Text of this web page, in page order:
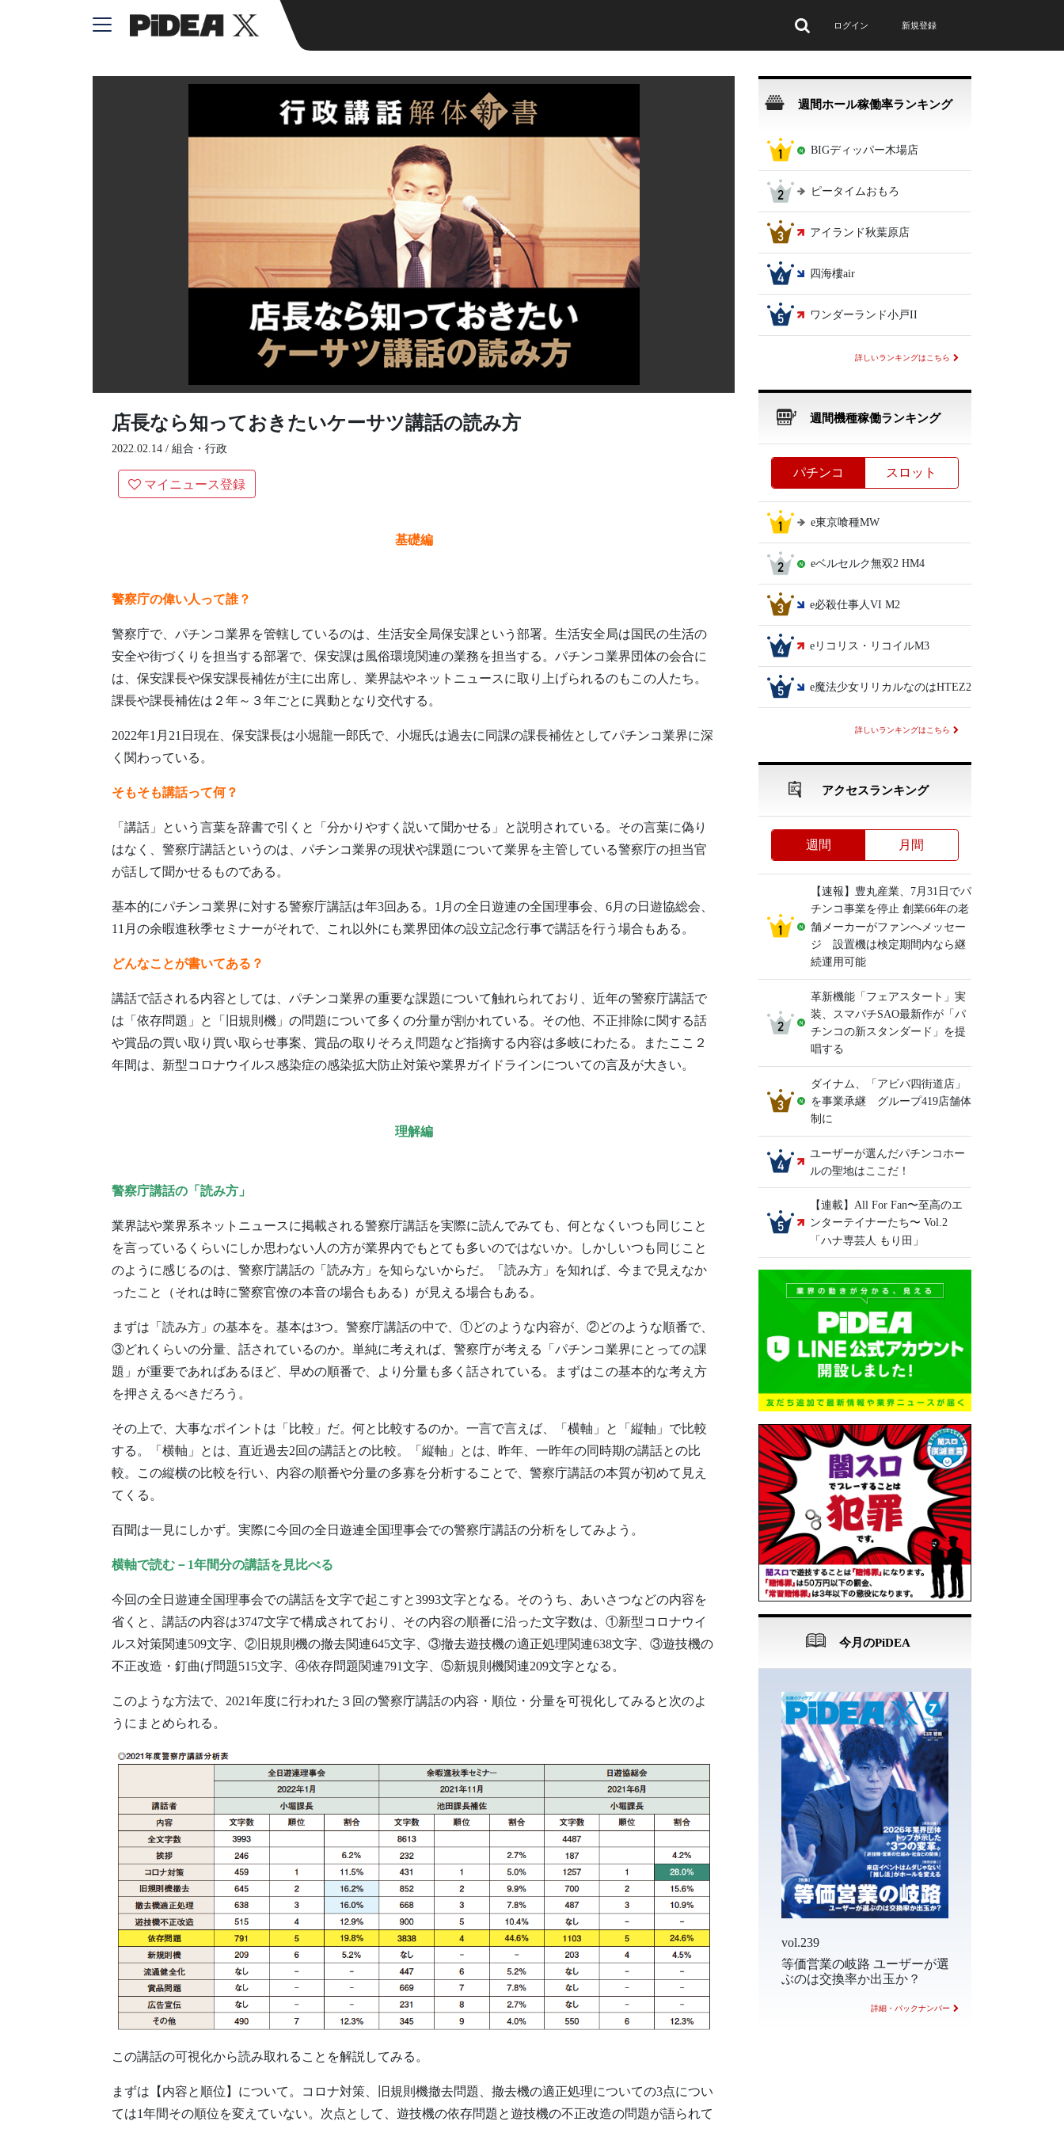
ログイン 新規登録
店長なら知っておきたいケーサツ講話の読み方
2022.02.14 / 組合・行政
マイニュース登録
基礎編
警察庁の偉い人って誰？
警察庁で、パチンコ業界を管轄しているのは、生活安全局保安課という部署。生活安全局は国民の生活の
安全や街づくりを担当する部署で、保安課は風俗環境関連の業務を担当する。パチンコ業界団体の会合に
は、保安課長や保安課長補佐が主に出席し、業界誌やネットニュースに取り上げられるのもこの人たち。
課長や課長補佐は２年～３年ごとに異動となり交代する。
2022年1月21日現在、保安課長は小堀龍一郎氏で、小堀氏は過去に同課の課長補佐としてパチンコ業界に深
く関わっている。
そもそも講話って何？
「講話」という言葉を辞書で引くと「分かりやすく説いて聞かせる」と説明されている。その言葉に偽り
はなく、警察庁講話というのは、パチンコ業界の現状や課題について業界を主管している警察庁の担当官
が話して聞かせるものである。
基本的にパチンコ業界に対する警察庁講話は年3回ある。1月の全日遊連の全国理事会、6月の日遊協総会、
11月の余暇進秋季セミナーがそれで、これ以外にも業界団体の設立記念行事で講話を行う場合もある。
どんなことが書いてある？
講話で話される内容としては、パチンコ業界の重要な課題について触れられており、近年の警察庁講話で
は「依存問題」と「旧規則機」の問題について多くの分量が割かれている。その他、不正排除に関する話
や賞品の買い取り買い取らせ事案、賞品の取りそろえ問題など指摘する内容は多岐にわたる。またここ２
年間は、新型コロナウイルス感染症の感染拡大防止対策や業界ガイドラインについての言及が大きい。
理解編
警察庁講話の「読み方」
業界誌や業界系ネットニュースに掲載される警察庁講話を実際に読んでみても、何となくいつも同じこと
を言っているくらいにしか思わない人の方が業界内でもとても多いのではないか。しかしいつも同じこと
のように感じるのは、警察庁講話の「読み方」を知らないからだ。「読み方」を知れば、今まで見えなか
ったこと（それは時に警察官僚の本音の場合もある）が見える場合もある。
まずは「読み方」の基本を。基本は3つ。警察庁講話の中で、①どのような内容が、②どのような順番で、
③どれくらいの分量、話されているのか。単純に考えれば、警察庁が考える「パチンコ業界にとっての課
題」が重要であればあるほど、早めの順番で、より分量も多く話されている。まずはこの基本的な考え方
を押さえるべきだろう。
その上で、大事なポイントは「比較」だ。何と比較するのか。一言で言えば、「横軸」と「縦軸」で比較
する。「横軸」とは、直近過去2回の講話との比較。「縦軸」とは、昨年、一昨年の同時期の講話との比
較。この縦横の比較を行い、内容の順番や分量の多寡を分析することで、警察庁講話の本質が初めて見え
てくる。
百聞は一見にしかず。実際に今回の全日遊連全国理事会での警察庁講話の分析をしてみよう。
横軸で読む－1年間分の講話を見比べる
今回の全日遊連全国理事会での講話を文字で起こすと3993文字となる。そのうち、あいさつなどの内容を
省くと、講話の内容は3747文字で構成されており、その内容の順番に沿った文字数は、①新型コロナウイ
ルス対策関連509文字、②旧規則機の撤去関連645文字、③撤去遊技機の適正処理関連638文字、③遊技機の
不正改造・釘曲げ問題515文字、④依存問題関連791文字、⑤新規則機関連209文字となる。
このような方法で、2021年度に行われた３回の警察庁講話の内容・順位・分量を可視化してみると次のよ
うにまとめられる。
この講話の可視化から読み取れることを解説してみる。
まずは【内容と順位】について。コロナ対策、旧規則機撤去問題、撤去機の適正処理についての3点につい
ては1年間その順位を変えていない。次点として、遊技機の依存問題と遊技機の不正改造の問題が語られて
週間ホール稼働率ランキング
BIGディッパー木場店
ピータイムおもろ
アイランド秋葉原店
四海樓air
ワンダーランド小戸II
詳しいランキングはこちら
週間機種稼働ランキング
パチンコ スロット
e東京喰種MW
eベルセルク無双2 HM4
e必殺仕事人VI M2
eリコリス・リコイルM3
e魔法少女リリカルなのはHTEZ2
詳しいランキングはこちら
アクセスランキング
週間 月間
【速報】豊丸産業、7月31日でパ
チンコ事業を停止 創業66年の老
舗メーカーがファンへメッセー
ジ 設置機は検定期間内なら継
続運用可能
革新機能「フェアスタート」実
装、スマパチSAO最新作が「パ
チンコの新スタンダード」を提
唱する
ダイナム、「アビバ四街道店」
を事業承継 グループ419店舗体
制に
ユーザーが選んだパチンコホー
ルの聖地はここだ！
【連載】All For Fan〜至高のエ
ンターテイナーたち〜 Vol.2
「ハナ専芸人 もり田」
今月のPiDEA
vol.239
等価営業の岐路 ユーザーが選
ぶのは交換率か出玉か？
詳細・バックナンバー